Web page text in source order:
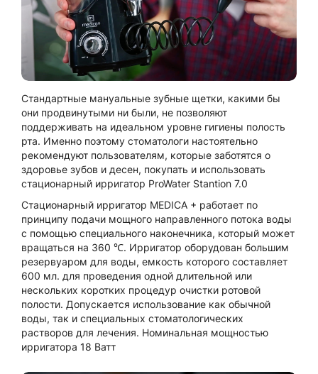
Стандартные мануальные зубные щетки, какими бы
они продвинутыми ни были, не позволяют
поддерживать на идеальном уровне гигиены полость
рта. Именно поэтому стоматологи настоятельно
рекомендуют пользователям, которые заботятся о
здоровье зубов и десен, покупать и использовать
стационарный ирригатор ProWater Stantion 7.0
Стационарный ирригатор MEDICA + работает по
принципу подачи мощного направленного потока воды
с помощью специального наконечника, который может
вращаться на 360 ℃. Ирригатор оборудован большим
резервуаром для воды, емкость которого составляет
600 мл. для проведения одной длительной или
нескольких коротких процедур очистки ротовой
полости. Допускается использование как обычной
воды, так и специальных стоматологических
растворов для лечения. Номинальная мощностью
ирригатора 18 Ватт